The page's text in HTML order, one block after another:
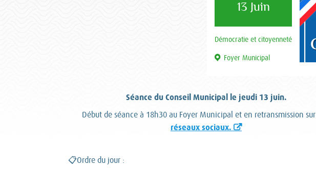
13 Juin
Démocratie et citoyenneté
Foyer Municipal
Séance du Conseil Municipal le jeudi 13 juin.
Début de séance à 18h30 au Foyer Municipal et en retransmission sur
réseaux sociaux.
📋Ordre du jour :